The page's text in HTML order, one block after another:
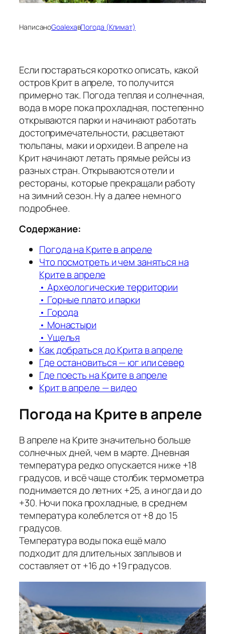
НаписаноGoalexaвПогода (Климат)
Если постараться коротко описать, какой
остров Крит в апреле, то получится
примерно так. Погода теплая и солнечная,
вода в море пока прохладная, постепенно
открываются парки и начинают работать
достопримечательности, расцветают
тюльпаны, маки и орхидеи. В апреле на
Крит начинают летать прямые рейсы из
разных стран. Открываются отели и
рестораны, которые прекращали работу
на зимний сезон. Ну а далее немного
подробнее.
Содержание:
Погода на Крите в апреле
Что посмотреть и чем заняться на
Крите в апреле
• Археологические территории
• Горные плато и парки
• Города
• Монастыри
• Ущелья
Как добраться до Крита в апреле
Где остановиться — юг или север
Где поесть на Крите в апреле
Крит в апреле — видео
Погода на Крите в апреле
В апреле на Крите значительно больше
солнечных дней, чем в марте. Дневная
температура редко опускается ниже +18
градусов, и всё чаще столбик термометра
поднимается до летних +25, а иногда и до
+30. Ночи пока прохладные, в среднем
температура колеблется от +8 до 15
градусов.
Температура воды пока ещё мало
подходит для длительных заплывов и
составляет от +16 до +19 градусов.